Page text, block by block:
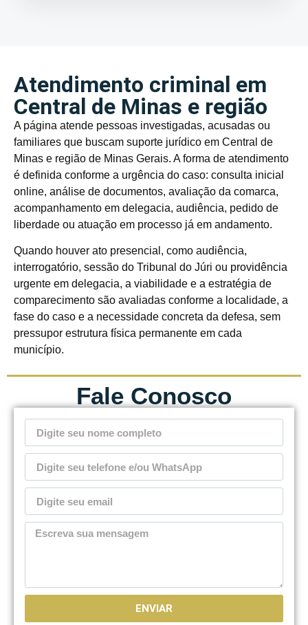
Atendimento criminal em
Central de Minas e região
A página atende pessoas investigadas, acusadas ou
familiares que buscam suporte jurídico em Central de
Minas e região de Minas Gerais. A forma de atendimento
é definida conforme a urgência do caso: consulta inicial
online, análise de documentos, avaliação da comarca,
acompanhamento em delegacia, audiência, pedido de
liberdade ou atuação em processo já em andamento.
Quando houver ato presencial, como audiência,
interrogatório, sessão do Tribunal do Júri ou providência
urgente em delegacia, a viabilidade e a estratégia de
comparecimento são avaliadas conforme a localidade, a
fase do caso e a necessidade concreta da defesa, sem
pressupor estrutura física permanente em cada
município.
Fale Conosco
ENVIAR